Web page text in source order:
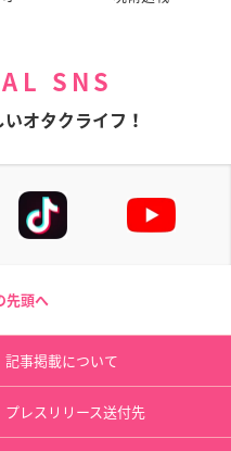
SNS
オタクライフ！
先頭へ
記事掲載について
プレスリリース送付先